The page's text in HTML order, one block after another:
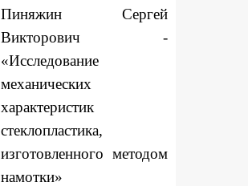
Пиняжин Сергей
Викторович -
«Исследование
механических
характеристик
стеклопластика,
изготовленного методом
намотки»